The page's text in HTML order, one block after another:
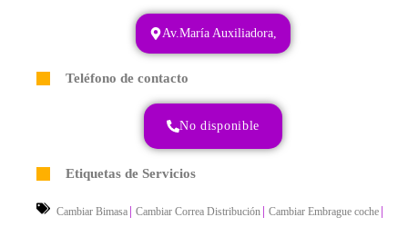
Av.María Auxiliadora,
Teléfono de contacto
No disponible
Etiquetas de Servicios
Cambiar Bimasa Cambiar Correa Distribución Cambiar Embrague coche